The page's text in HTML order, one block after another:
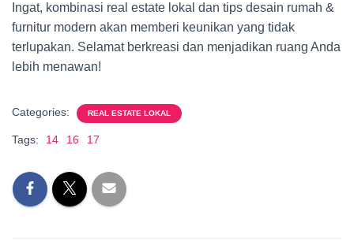
Ingat, kombinasi real estate lokal dan tips desain rumah &
furnitur modern akan memberi keunikan yang tidak
terlupakan. Selamat berkreasi dan menjadikan ruang Anda
lebih menawan!
Categories: REAL ESTATE LOKAL
Tags: 14 16 17